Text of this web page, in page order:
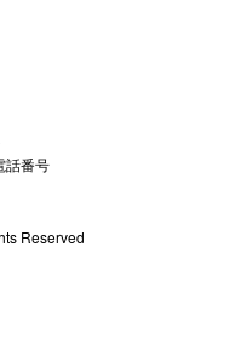
話番号
Reserved